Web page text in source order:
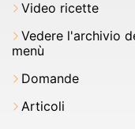
Video ricette
Vedere l'archivio
menù
Domande
Articoli